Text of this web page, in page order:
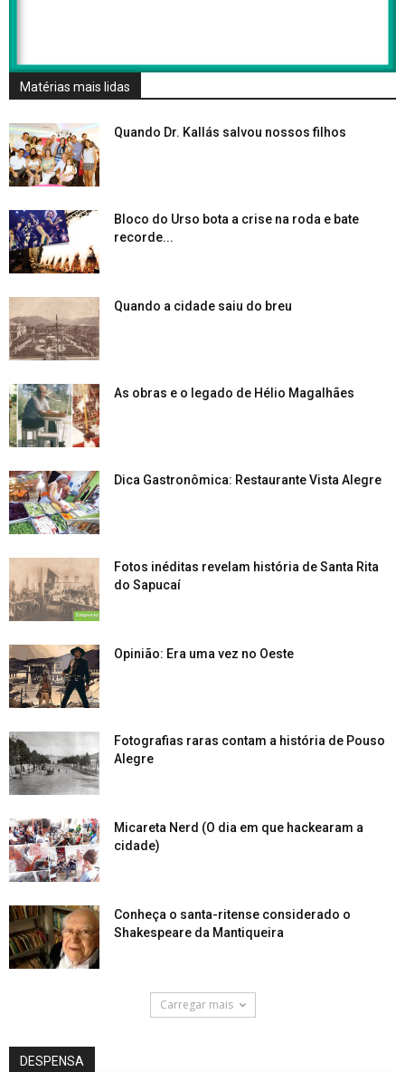
Matérias mais lidas
Quando Dr. Kallás salvou nossos filhos
Bloco do Urso bota a crise na roda e bate
recorde...
Quando a cidade saiu do breu
As obras e o legado de Hélio Magalhães
Dica Gastronômica: Restaurante Vista Alegre
Fotos inéditas revelam história de Santa Rita
do Sapucaí
Opinião: Era uma vez no Oeste
Fotografias raras contam a história de Pouso
Alegre
Micareta Nerd (O dia em que hackearam a
cidade)
Conheça o santa-ritense considerado o
Shakespeare da Mantiqueira
Carregar mais
DESPENSA